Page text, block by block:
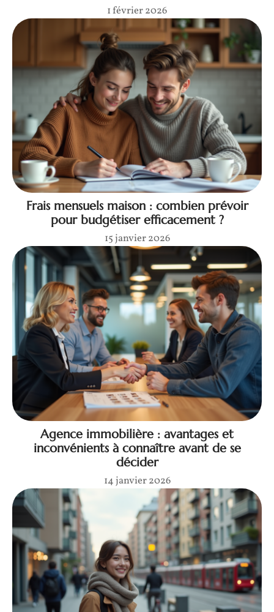
1 février 2026
Frais mensuels maison : combien prévoir
pour budgétiser efficacement ?
15 janvier 2026
Agence immobilière : avantages et
inconvénients à connaître avant de se
décider
14 janvier 2026